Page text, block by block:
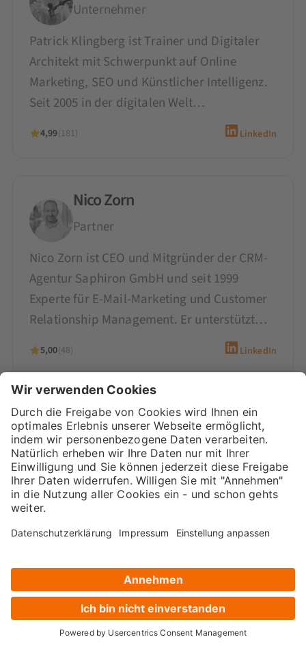
Unternehmer
Patrick Klingberg ist Trainer und Digitaler
Architekt mit Schwerpunkt auf Online
Marketing, SEO und Künstlicher Intelligenz.
Seit 2005 in der digitalen Welt…
4,99(181) LinkedIn
Nico Zorn
Partner
Nico Zorn ist CEO und Mitgründer der CRM-
Agentur Saphiron GmbH und seit 1999
Experte für E-Mail-Marketing und Customer
Relationship Management. Er unterstützt…
5,00(48) LinkedIn
Sarah-Yasmin Hennessen
Digital Marketing Beraterin &
Inhaberin
Sarah-Yasmin Hennessen ist Expertin für
Content-Marketing, digitales Recruiting und
den Einsatz von KI. Als Beraterin bei
maßgeschneiderte…